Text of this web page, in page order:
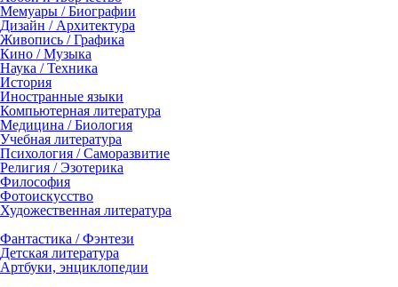
Мемуары / Биографии
Дизайн / Архитектура
Живопись / Графика
Кино / Музыка
Наука / Техника
История
Иностранные языки
Компьютерная литература
Медицина / Биология
Учебная литература
Психология / Саморазвитие
Религия / Эзотерика
Философия
Фотоискусство
Художественная литература
Фантастика / Фэнтези
Детская литература
Артбуки, энциклопедии